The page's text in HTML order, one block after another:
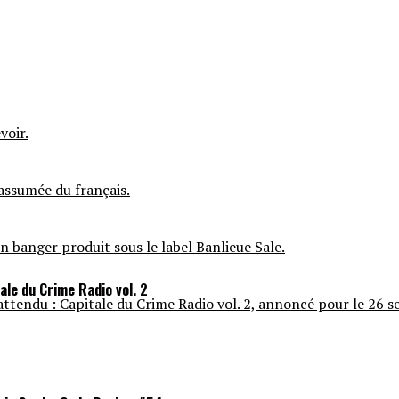
du français.
banger produit sous le label Banlieue Sale.
du Crime Radio vol. 2
: Capitale du Crime Radio vol. 2, annoncé pour le 26